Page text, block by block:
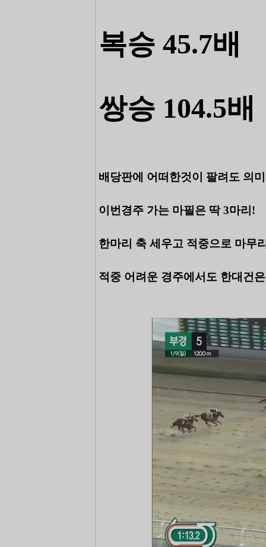
복승 45.7배
쌍승 104.5
배당판에 어떠한것이 팔려도 의
이번경주 가는 마필은 딱 3마리!
한마리 축 세우고 적중으로 마무
적중 어려운 경주에서도 한대건